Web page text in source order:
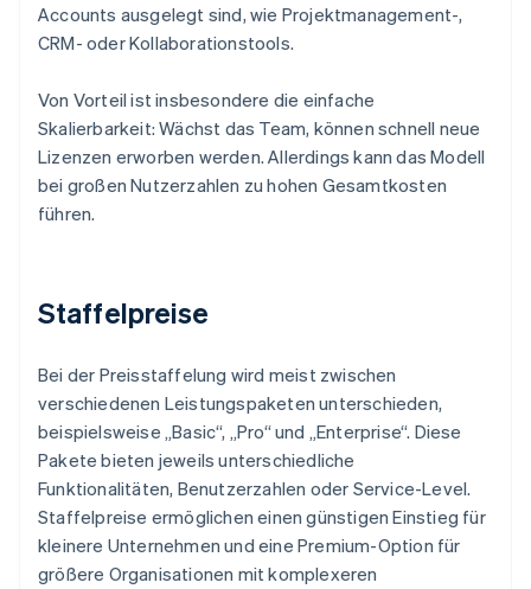
Accounts ausgelegt sind, wie Projektmanagement-,
CRM- oder Kollaborationstools.
Von Vorteil ist insbesondere die einfache
Skalierbarkeit: Wächst das Team, können schnell neue
Lizenzen erworben werden. Allerdings kann das Modell
bei großen Nutzerzahlen zu hohen Gesamtkosten
führen.
Staffelpreise
Bei der Preisstaffelung wird meist zwischen
verschiedenen Leistungspaketen unterschieden,
beispielsweise „Basic“, „Pro“ und „Enterprise“. Diese
Pakete bieten jeweils unterschiedliche
Funktionalitäten, Benutzerzahlen oder Service-Level.
Staffelpreise ermöglichen einen günstigen Einstieg für
kleinere Unternehmen und eine Premium-Option für
größere Organisationen mit komplexeren